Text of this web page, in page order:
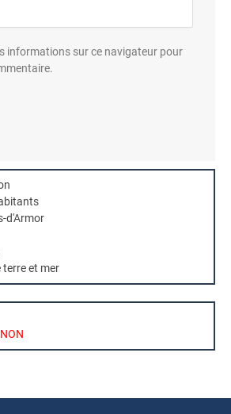
informations sur ce navigateur pour
d'Armor
terre et mer
NON